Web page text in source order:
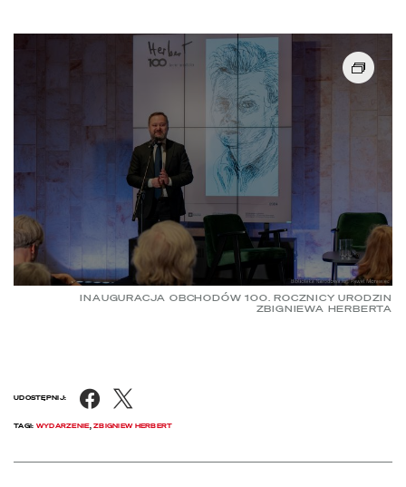
INAUGURACJA OBCHODÓW 100. ROCZNICY URODZIN
ZBIGNIEWA HERBERTA
UDOSTĘPNIJ: Facebook
TAGI: WYDARZENIE,ZBIGNIEW HERBERT